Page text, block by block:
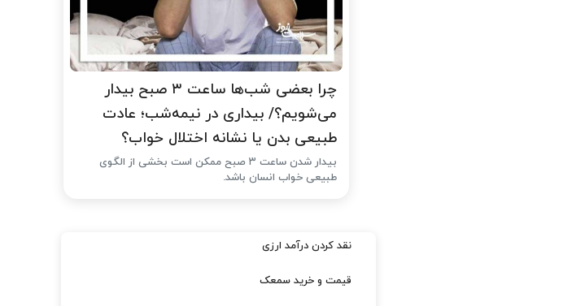
چرا بعضی شب‌ها ساعت ۳ صبح بیدار
می‌شویم؟/ بیداری در نیمه‌شب؛ عادت
طبیعی بدن یا نشانه اختلال خواب؟
بیدار شدن ساعت ۳ صبح ممکن است بخشی از الگوی
طبیعی خواب انسان باشد.
نقد کردن درآمد ارزی
قیمت و خرید سمعک